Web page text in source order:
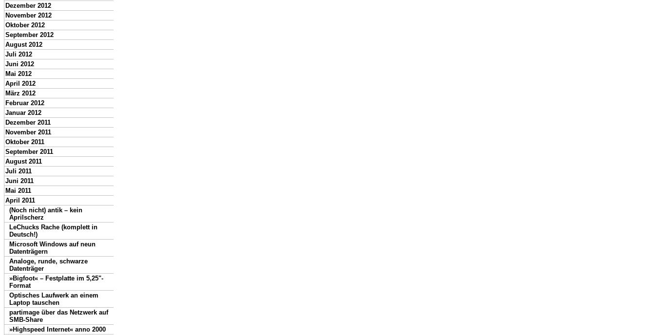
Dezember 2012
November 2012
Oktober 2012
September 2012
August 2012
Juli 2012
Juni 2012
Mai 2012
April 2012
März 2012
Februar 2012
Januar 2012
Dezember 2011
November 2011
Oktober 2011
September 2011
August 2011
Juli 2011
Juni 2011
Mai 2011
April 2011
(Noch nicht) antik – kein
Aprilscherz
LeChucks Rache (komplett in
Deutsch!)
Microsoft Windows auf neun
Datenträgern
Analoge, runde, schwarze
Datenträger
»Bigfoot« – Festplatte im 5,25"-
Format
Optisches Laufwerk an einem
Laptop tauschen
partimage über das Netzwerk auf
SMB-Share
»Highspeed Internet« anno 2000